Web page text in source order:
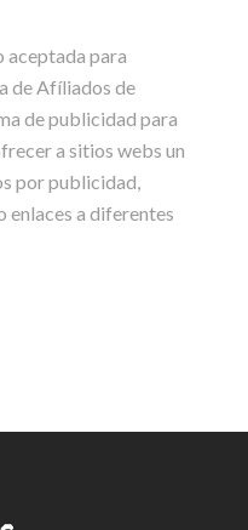
aceptada para
de Afíliados de
de publicidad para
a sitios webs un
por publicidad,
enlaces a diferentes